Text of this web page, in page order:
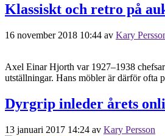
Klassiskt och retro på
16 november 2018 10:44 av Kary
Axel Einar Hjorth var 1927–1938
utställningar. Hans möbler är därför ofta
Dyrgrip inleder årets
13 januari 2017 14:24 av Kary Persson